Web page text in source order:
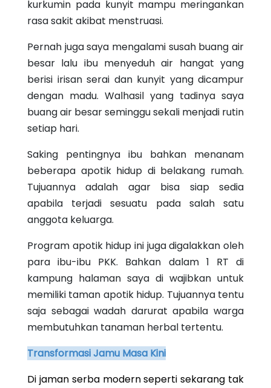
kurkumin pada kunyit mampu meringankan
rasa sakit akibat menstruasi.
Pernah juga saya mengalami susah buang air
besar lalu ibu menyeduh air hangat yang
berisi irisan serai dan kunyit yang dicampur
dengan madu. Walhasil yang tadinya saya
buang air besar seminggu sekali menjadi rutin
setiap hari.
Saking pentingnya ibu bahkan menanam
beberapa apotik hidup di belakang rumah.
Tujuannya adalah agar bisa siap sedia
apabila terjadi sesuatu pada salah satu
anggota keluarga.
Program apotik hidup ini juga digalakkan oleh
para ibu-ibu PKK. Bahkan dalam 1 RT di
kampung halaman saya di wajibkan untuk
memiliki taman apotik hidup. Tujuannya tentu
saja sebagai wadah darurat apabila warga
membutuhkan tanaman herbal tertentu.
Transformasi Jamu Masa Kini
Di jaman serba modern seperti sekarang tak